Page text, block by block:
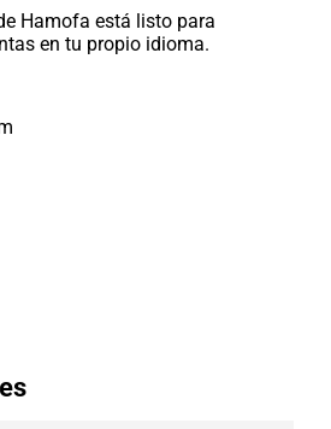
Hamofa está listo para
en tu propio idioma.